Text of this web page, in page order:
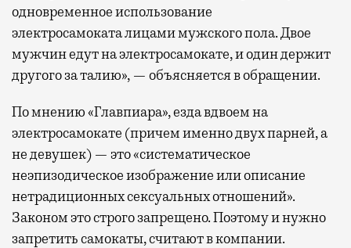
одновременное использование
электросамоката лицами мужского пола. Двое
мужчин едут на электросамокате, и один держит
другого за талию», — объясняется в обращении.
По мнению «Главпиара», езда вдвоем на
электросамокате (причем именно двух парней, а
не девушек) — это «систематическое
неэпизодическое изображение или описание
нетрадиционных сексуальных отношений».
Законом это строго запрещено. Поэтому и нужно
запретить самокаты, считают в компании.